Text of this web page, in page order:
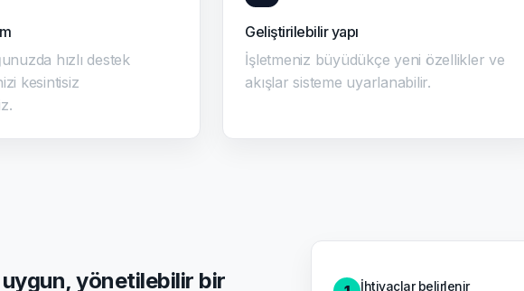
hızlı destek
kesintisiz
Geliştirilebilir yapı
İşletmeniz büyüdükçe yeni özellikler ve
akışlar sisteme uyarlanabilir.
uygun, yönetilebilir bir
İhtiyaçlar belirlenir